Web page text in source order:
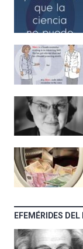
EFEMÉRIDES DEL